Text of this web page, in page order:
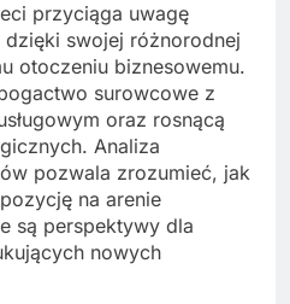
przyciąga uwagę
swojej różnorodnej
otoczeniu biznesowemu.
surowcowe z
oraz rosnącą
Analiza
pozwala zrozumieć, jak
na arenie
są perspektywy dla
nowych